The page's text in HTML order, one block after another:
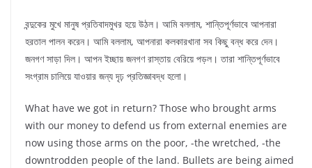
বন্দুকের মুখে মানুষ প্রতিবাদমুখর হয়ে উঠল। আমি বললাম, শান্তিপূর্ণভাবে আপনারা
হরতাল পালন করেন। আমি বললাম, আপনারা কলকারখানা সব কিছু বন্ধ করে দেন।
জনগণ সাড়া দিল। আপন ইচ্ছায় জনগণ রাস্তায় বেরিয়ে পড়ল। তারা শান্তিপূর্ণভাবে
সংগ্রাম চালিয়ে যাওয়ার জন্য দৃঢ় প্রতিজ্ঞাবদ্ধ হলো।
What have we got in return? Those who brought arms
with our money to defend us from external enemies are
now using those arms on the poor, -the wretched, -the
downtrodden people of the land. Bullets are being aimed